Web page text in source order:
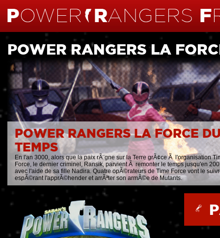
POWER RANGERS LA
POWER RANGERS LA FORCE
TEMPS
En l'an 3000, alors que la paix rÃ¨gne sur la Terre grÃ¢ce Ã l'organisation
Force, le dernier criminel, Ransik, parvient Ã remonter le temps jusqu'en
avec l'aide de sa fille Nadira. Quatre opÃ©rateurs de Time Force vont le
espÃ©rant l'apprÃ©hender et arrÃªter son armÃ©e de Mutants.